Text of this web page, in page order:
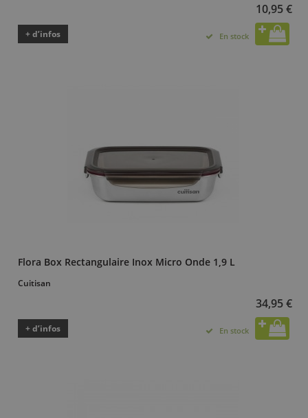
10,95 €
+ d’infos En stock
Flora Box Rectangulaire Inox Micro Onde 1,9 L
Cuitisan
34,95 €
+ d’infos En stock